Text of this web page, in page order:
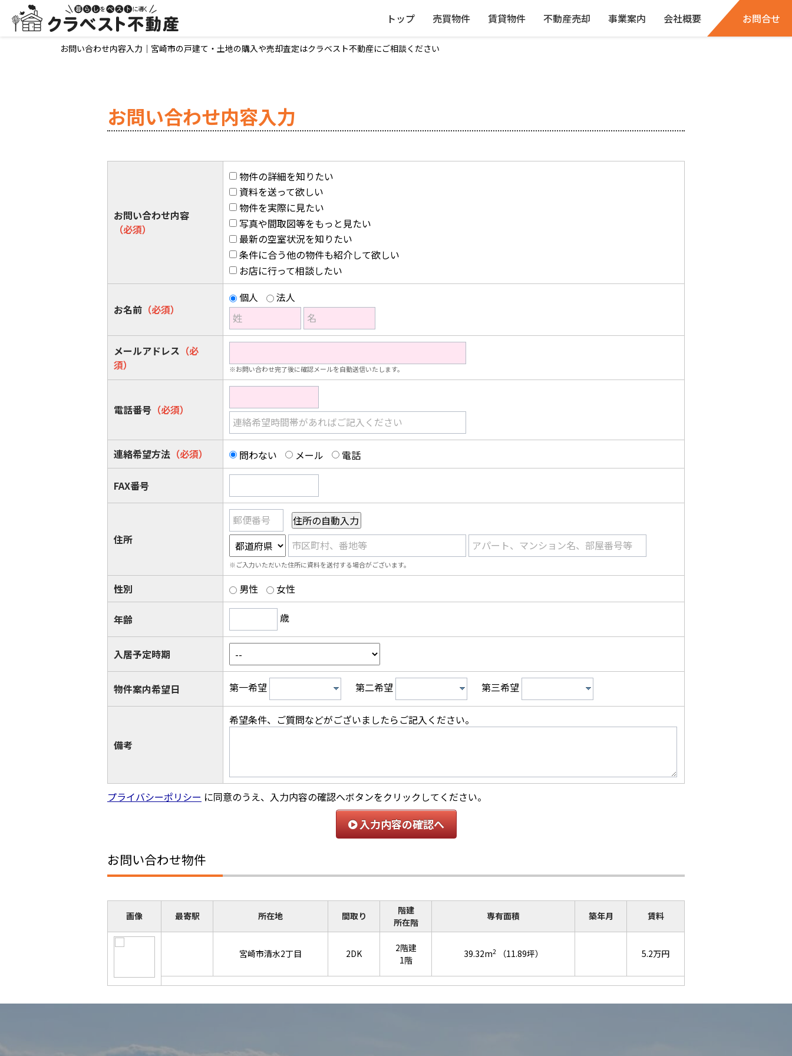
トップ 売買物件 賃貸物件 不動産売却 事業案内 会社概要 お問合せ
お問い合わせ内容入力｜宮崎市の戸建て・土地の購入や売却査定はクラベスト不動産にご相談ください
お問い合わせ内容入力
お問い合わせ内容
（必須）
物件の詳細を知りたい
資料を送って欲しい
物件を実際に見たい
写真や間取図等をもっと見たい
最新の空室状況を知りたい
条件に合う他の物件も紹介して欲しい
お店に行って相談したい
お名前 （必須）
個人
法人
姓
名
メールアドレス （必
須）
※お問い合わせ完了後に確認メールを自動送信いたします。
電話番号 （必須）
連絡希望時間帯があればご記入ください
連絡希望方法 （必須） 問わない メール 電話
FAX番号
住所
郵便番号
市区町村、番地等
アパート、マンション名、部屋番号等
※ご入力いただいた住所に資料を送付する場合がございます。
性別 男性 女性
年齢 歳
入居予定時期
物件案内希望日 第一希望 第二希望 第三希望
備考
希望条件、ご質問などがございましたらご記入ください。
プライバシーポリシー に同意のうえ、入力内容の確認へボタンをクリックしてください。
入力内容の確認へ
お問い合わせ物件
画像 最寄駅 所在地 間取り
階建
所在階
専有面積 築年月 賃料
宮崎市清水2丁目 2DK
2階建
1階
39.32m2 （11.89坪） 5.2万円